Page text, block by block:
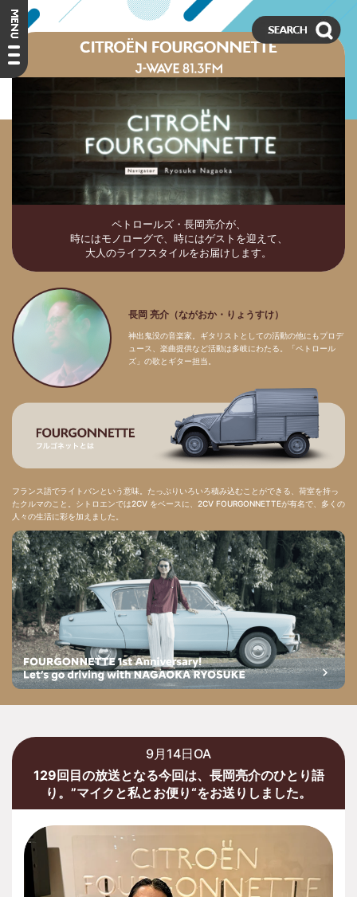
ペトロールズ・長岡亮介が、
時にはモノローグで、時にはゲストを迎えて、
大人のライフスタイルをお届けします。
長岡 亮介（ながおか・りょうすけ）
神出鬼没の音楽家。ギタリストとしての活動の他にもプロデ
ュース、楽曲提供など活動は多岐にわたる。「ペトロール
ズ」の歌とギター担当。
フランス語でライトバンという意味。たっぷりいろいろ積み込むことができる、荷室を持っ
たクルマのこと。シトロエンでは2CV をベースに、2CV FOURGONNETTEが有名で、多くの
人々の生活に彩を加えました。
9月14日OA
129回目の放送となる今回は、長岡亮介のひとり語
り。”マイクと私とお便り“をお送りしました。